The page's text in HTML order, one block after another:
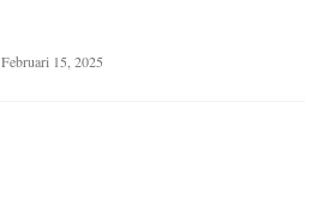
Posted
Februari 15, 2025